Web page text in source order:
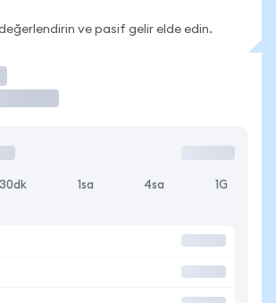
ve pasif gelir elde edin.
30dk 1sa 4sa 1G